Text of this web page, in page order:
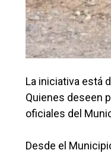
La iniciativa está
Quienes deseen
oficiales del
Desde el